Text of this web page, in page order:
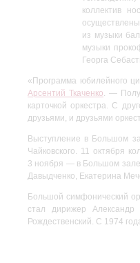
коллектив
из музыки
музыки
Георга
«Программа юбилейного
Арсентий Ткаченко . —
карточкой оркестра. С
друзьями, и друзьями
Выступление в Большом
Чайковского. 11 октября
3 ноября — в Большом
Давыдченко, Екатерина
Большой симфонический
стал дирижер Александр
Рождественский. С 1974